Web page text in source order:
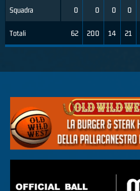
Squadra
Totali
0 0 0 0
62 200 14 21